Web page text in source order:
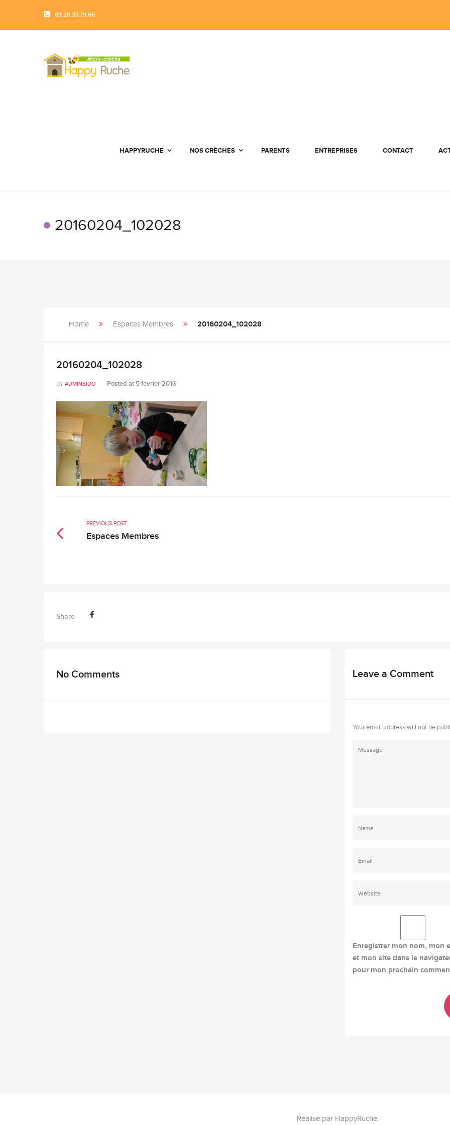
03.20.33.79.66
HAPPYRUCHE NOS CRÈCHES PARENTS ENTREPRISES CONTACT
20160204_102028
Home Espaces Membres 20160204_102028
20160204_102028
BY ADMINSIDO Posted at 5 février 2016
PREVIOUS POST
Espaces Membres
Share
No Comments Leave a Comment
Your email address will not be
Enregistrer mon nom, mon
et mon site dans le
pour mon prochain
Réalisé par HappyRuche.